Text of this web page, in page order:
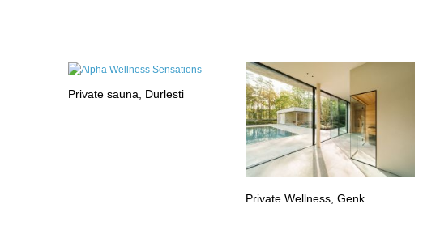
Private sauna, Durlesti
Private Wellness, Genk